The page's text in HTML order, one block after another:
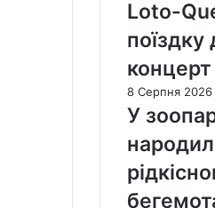
Loto-
концерт
8 Серпня 2026
У